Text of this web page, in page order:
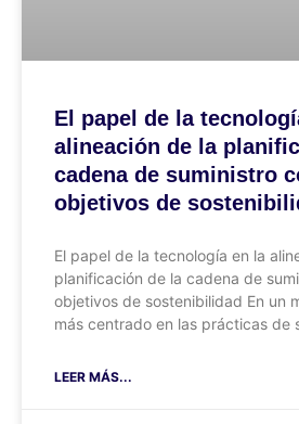
El papel de la
alineación de la
cadena de suministro
objetivos de
El papel de la tecnología en la
planificación de la cadena de
objetivos de sostenibilidad En un
más centrado en las prácticas de
LEER MÁS...